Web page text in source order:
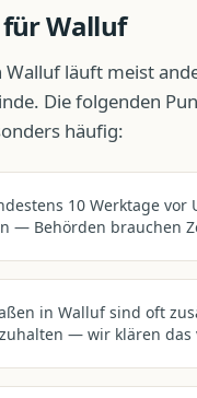
fürWalluf
Wallufläuft meist
Die folgenden
häufig:
10 Werktage vor
— Behörden brauchen
in Walluf sind oft
— wir klären das